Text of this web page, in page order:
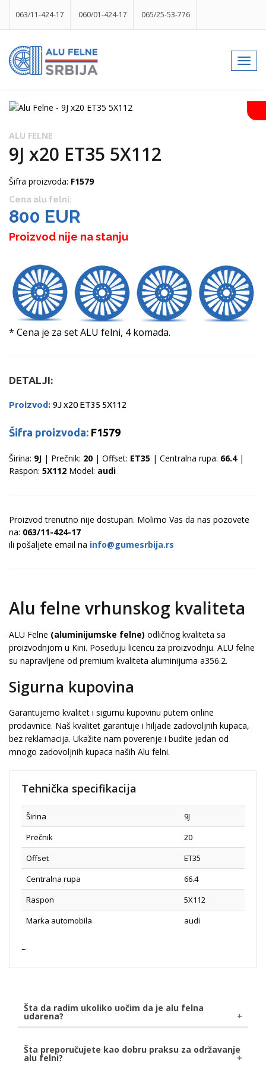
063/11-424-17 060/01-424-17 065/25-53-776
info@gumesrbija.rs
ALU FELNE
9J x20 ET35 5X112
Šifra proizvoda: F1579
Cena alu felni:
800 EUR
Proizvod nije na stanju
* Cena je za set ALU felni, 4 komada.
DETALJI:
Proizvod: 9J x20 ET35 5X112
Šifra proizvoda: F1579
Širina: 9J | Prečnik: 20 | Offset: ET35 | Centralna rupa: 66.4|
Raspon: 5X112 Model: audi
Proizvod trenutno nije dostupan. Molimo Vas da nas pozovete
na: 063/11-424-17
ili pošaljete email na info@gumesrbija.rs
Alu felne vrhunskog kvaliteta
ALU Felne (aluminijumske felne) odličnog kvaliteta sa
proizvodnjom u Kini. Poseduju licencu za proizvodnju. ALU felne
su napravljene od premium kvaliteta aluminijuma a356.2.
Sigurna kupovina
Garantujemo kvalitet i sigurnu kupovinu putem online
prodavnice. Naš kvalitet garantuje i hiljade zadovoljnih kupaca,
bez reklamacija. Ukažite nam poverenje i budite jedan od
mnogo zadovoljnih kupaca naših Alu felni.
Tehnička specifikacija
Širina
9J
Prečnik
20
Offset
ET35
Centralna rupa
66.4
Raspon
5X112
Marka automobila
audi
Šta da radim ukoliko uočim da je alu felna
udarena?
Ukoliko uočite da je Vaša alu felna udarena, bilo
naletom kamena ili udarom o pločnik, savetujemo da
Šta preporučujete kao dobru praksu za održavanje
alu felni?